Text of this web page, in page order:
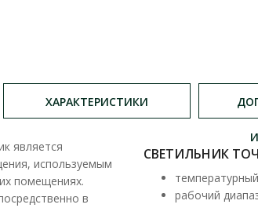
ХАРАКТЕРИСТИКИ
является
используемым
помещениях.
в
СВЕТИЛЬНИК
рабочий